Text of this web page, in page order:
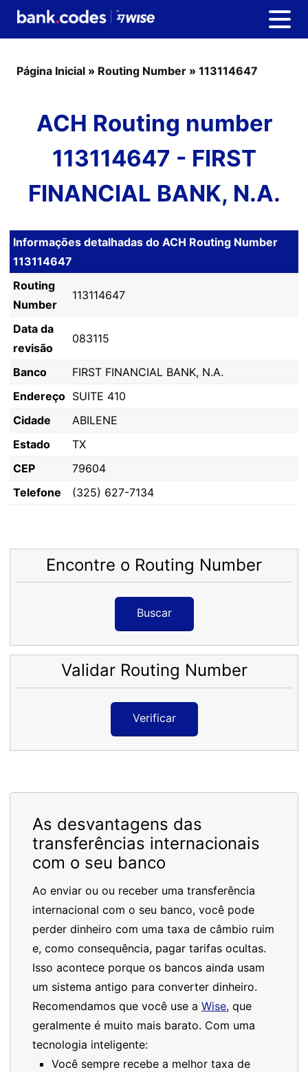
Página Inicial » Routing Number » 113114647
ACH Routing number
113114647 - FIRST
FINANCIAL BANK, N.A.
Informações detalhadas do ACH Routing Number
113114647
Routing
Number
113114647
Data da
revisão
083115
Banco
FIRST FINANCIAL BANK, N.A.
Endereço SUITE 410
Cidade
ABILENE
Estado
TX
CEP
79604
Telefone
(325) 627-7134
Encontre o Routing Number
Buscar
Validar Routing Number
Verificar
As desvantagens das
transferências internacionais
com o seu banco
Ao enviar ou ou receber uma transferência
internacional com o seu banco, você pode
perder dinheiro com uma taxa de câmbio ruim
e, como consequência, pagar tarifas ocultas.
Isso acontece porque os bancos ainda usam
um sistema antigo para converter dinheiro.
Recomendamos que você use a Wise, que
geralmente é muito mais barato. Com uma
tecnologia inteligente:
Você sempre recebe a melhor taxa de